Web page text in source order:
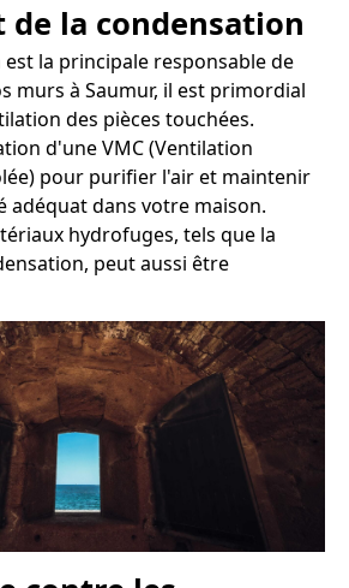
la condensation
la principale responsable de
murs à Saumur, il est primordial
des pièces touchées.
d'une VMC (Ventilation
pour purifier l'air et maintenir
adéquat dans votre maison.
hydrofuges, tels que la
peut aussi être